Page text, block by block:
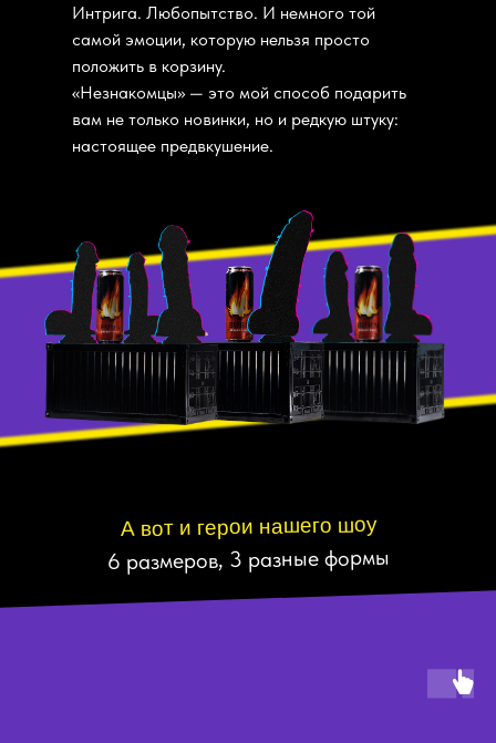
Интрига. Любопытство. И немного той
самой эмоции, которую нельзя просто
положить в корзину.
«Незнакомцы» — это мой способ подарить
вам не только новинки, но и редкую штуку:
настоящее предвкушение.
6 размеров, 3 разные формы
А вот и герои нашего шоу